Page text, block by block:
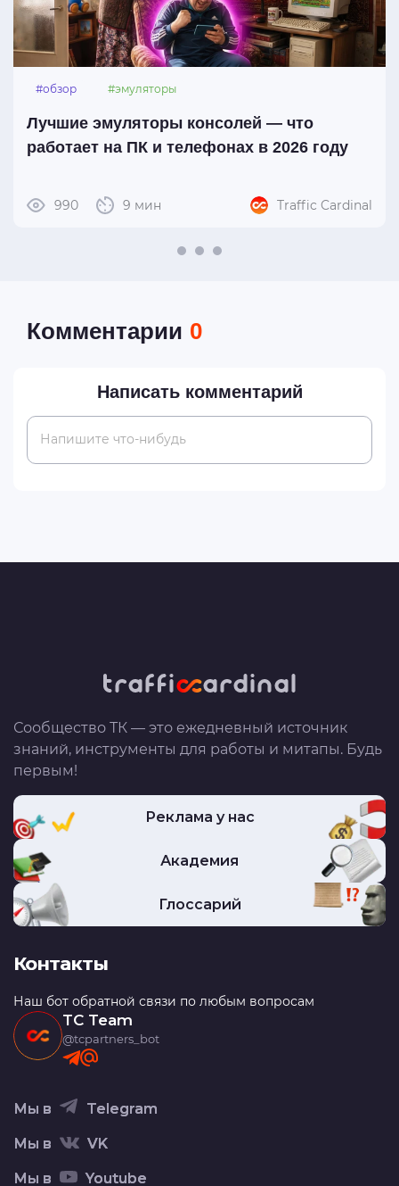
#обзор #эмуляторы
Лучшие эмуляторы консолей — что
работает на ПК и телефонах в 2026 году
990 9 мин Traffic Cardinal
Комментарии 0
Написать комментарий
Напишите что-нибудь
Сообщество ТК — это ежедневный источник
знаний, инструменты для работы и митапы. Будь
первым!
Реклама у нас
Академия
Глоссарий
Контакты
Наш бот обратной связи по любым вопросам
TC Team
@tcpartners_bot
Мы в Telegram
Мы в VK
Мы в Youtube